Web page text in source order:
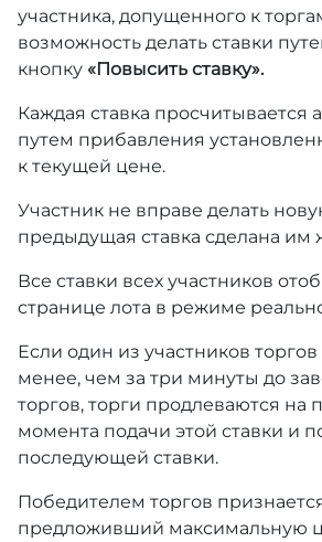
участника, допущенного к
возможность делать ставки
кнопку «Повысить ставку».
Каждая ставка просчитывается
путем прибавления
к текущей цене.
Участник не вправе делать
предыдущая ставка сделана им
Все ставки всех участников
странице лота в режиме
Если один из участников торгов
менее, чем за три минуты до
торгов, торги продлеваются на
момента подачи этой ставки и
последующей ставки.
Победителем торгов
предложивший максимальную